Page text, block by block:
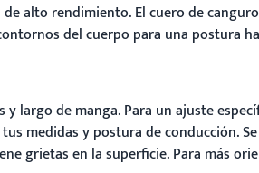
alto rendimiento. El cuero de
del cuerpo para una postura
largo de manga. Para un ajuste
medidas y postura de conducción.
grietas en la superficie. Para más